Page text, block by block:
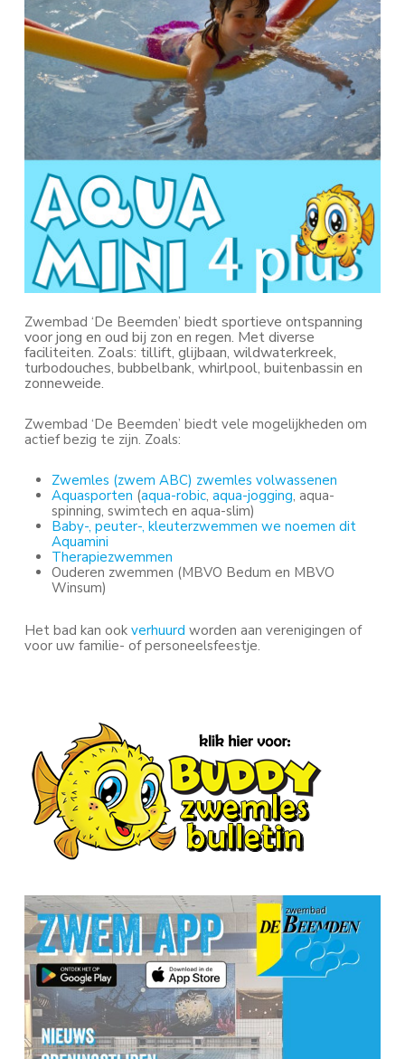
Zwembad ‘De Beemden’biedt sportieve ontspanning
voor jong en oud bij zon en regen. Met diverse
faciliteiten. Zoals: tillift, glijbaan, wildwaterkreek,
turbodouches, bubbelbank, whirlpool, buitenbassin en
zonneweide.
Zwembad ‘De Beemden’ biedt vele mogelijkheden om
actief bezig te zijn. Zoals:
Zwemles (zwem ABC) zwemles volwassenen
Aquasporten (aqua-robic,aqua-jogging, aqua-
spinning, swimtech en aqua-slim)
Baby-, peuter-, kleuterzwemmen we noemen dit
Aquamini
Therapiezwemmen
Ouderen zwemmen (MBVO Bedum en MBVO
Winsum)
Het bad kan ookverhuurd worden aan verenigingen of
voor uw familie- of personeelsfeestje.